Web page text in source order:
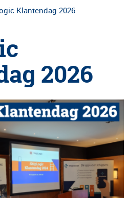
Klantendag 2026
2026